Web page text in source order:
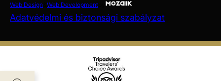
Web Design Web Development
Adatvédelmi és biztonsági szabályzat